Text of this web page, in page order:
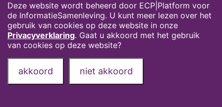
Deze website wordt beheerd door ECP|Platform voor
de InformatieSamenleving. U kunt meer lezen over het
gebruik van cookies op deze website in onze
Privacyverklaring. Gaat u akkoord met het gebruik
van cookies op deze website?
akkoord niet akkoord